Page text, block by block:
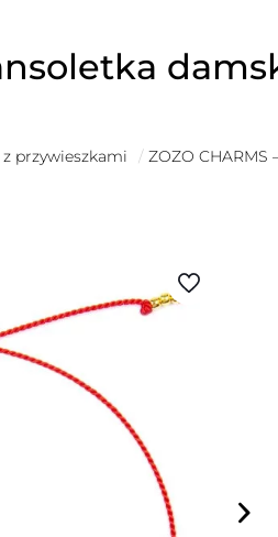
przywieszkami / ZOZO CHARMS